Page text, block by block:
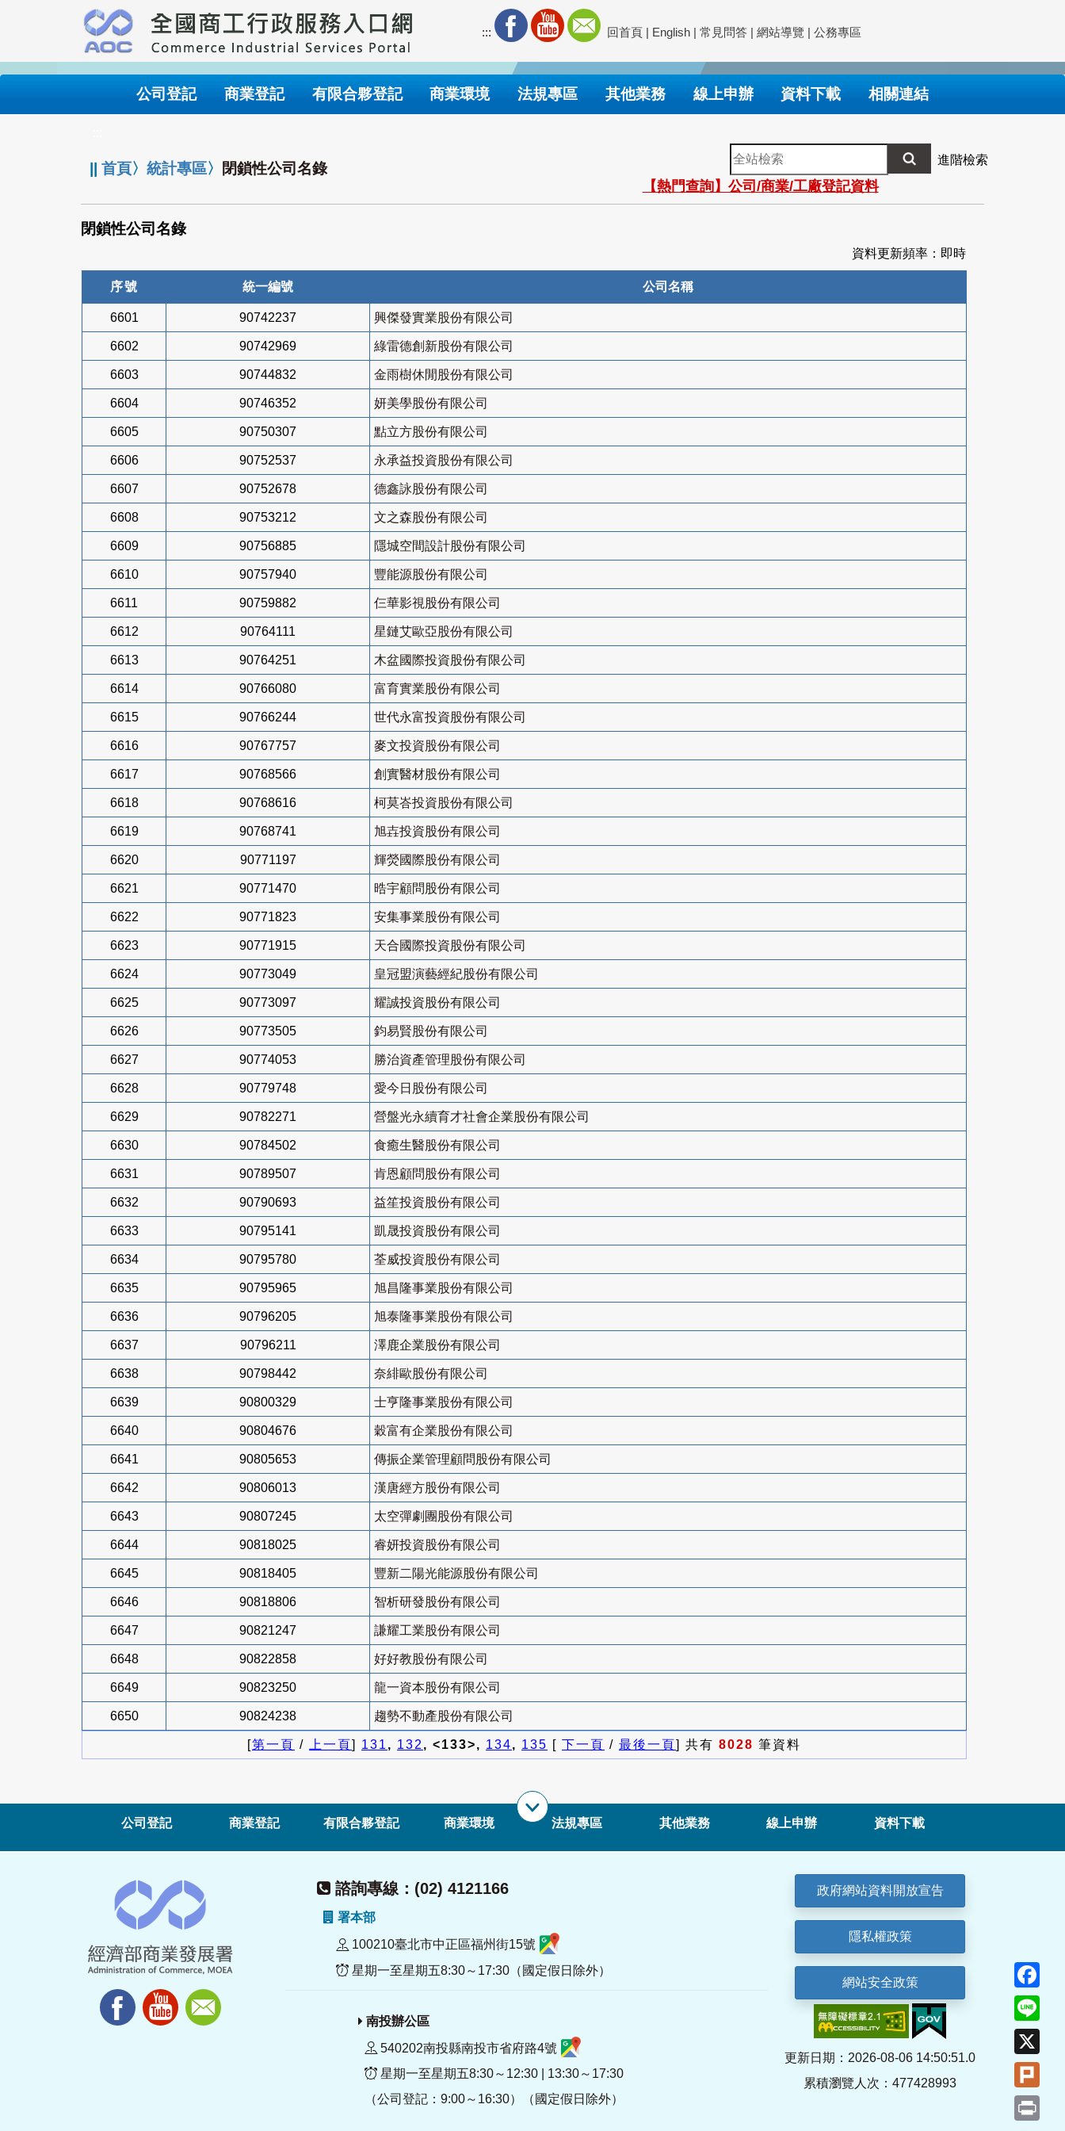
要
內
::: 回首頁 | English | 常見問答 | 網站導覽 | 公務專區
公司登記 商業登記 有限合夥登記 商業環境 法規專區 其他業務 線上申辦 資料下載 相關連結
||首頁〉統計專區〉 閉鎖性公司名錄
全
站
檢
索
進階檢索
【熱門查詢】公司/商業/工廠登記資料
閉鎖性公司名錄
資料更新頻率：即時
序號 統一編號 公司名稱
6601 90742237 興傑發實業股份有限公司
6602 90742969 綠雷德創新股份有限公司
6603 90744832 金雨樹休閒股份有限公司
6604 90746352 妍美學股份有限公司
6605 90750307 點立方股份有限公司
6606 90752537 永承益投資股份有限公司
6607 90752678 德鑫詠股份有限公司
6608 90753212 文之森股份有限公司
6609 90756885 隱城空間設計股份有限公司
6610 90757940 豐能源股份有限公司
6611 90759882 仨華影視股份有限公司
6612 90764111 星鏈艾歐亞股份有限公司
6613 90764251 木盆國際投資股份有限公司
6614 90766080 富育實業股份有限公司
6615 90766244 世代永富投資股份有限公司
6616 90767757 麥文投資股份有限公司
6617 90768566 創實醫材股份有限公司
6618 90768616 柯莫峇投資股份有限公司
6619 90768741 旭壵投資股份有限公司
6620 90771197 輝熒國際股份有限公司
6621 90771470 晧宇顧問股份有限公司
6622 90771823 安集事業股份有限公司
6623 90771915 天合國際投資股份有限公司
6624 90773049 皇冠盟演藝經紀股份有限公司
6625 90773097 耀誠投資股份有限公司
6626 90773505 鈞易賢股份有限公司
6627 90774053 勝治資產管理股份有限公司
6628 90779748 愛今日股份有限公司
6629 90782271 營盤光永續育才社會企業股份有限公司
6630 90784502 食癒生醫股份有限公司
6631 90789507 肯恩顧問股份有限公司
6632 90790693 益笙投資股份有限公司
6633 90795141 凱晟投資股份有限公司
6634 90795780 荃威投資股份有限公司
6635 90795965 旭昌隆事業股份有限公司
6636 90796205 旭泰隆事業股份有限公司
6637 90796211 澤鹿企業股份有限公司
6638 90798442 奈緋歐股份有限公司
6639 90800329 士亨隆事業股份有限公司
6640 90804676 穀富有企業股份有限公司
6641 90805653 傳振企業管理顧問股份有限公司
6642 90806013 漢唐經方股份有限公司
6643 90807245 太空彈劇團股份有限公司
6644 90818025 睿妍投資股份有限公司
6645 90818405 豐新二陽光能源股份有限公司
6646 90818806 智析研發股份有限公司
6647 90821247 謙耀工業股份有限公司
6648 90822858 好好教股份有限公司
6649 90823250 龍一資本股份有限公司
6650 90824238 趨勢不動產股份有限公司
[第一頁 / 上一頁] 131, 132, <133>, 134, 135 [ 下一頁 / 最後一頁] 共有 8028 筆資料
公司登記 商業登記 有限合夥登記 商業環境 法規專區 其他業務 線上申辦 資料下載
諮詢專線：(02) 4121166
署本部
100210臺北市中正區福州街15號
星期一至星期五8:30～17:30（國定假日除外）
南投辦公區
540202南投縣南投市省府路4號
星期一至星期五8:30～12:30 | 13:30～17:30
（公司登記：9:00～16:30）（國定假日除外）
政府網站資料開放宣告
隱私權政策
網站安全政策
更新日期：2026-08-06 14:50:51.0
累積瀏覽人次：477428993